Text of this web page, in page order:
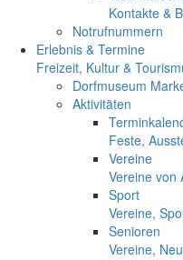
Kontakte &
Notrufnummern
Erlebnis & Termine
Freizeit, Kultur &
Dorfmuseum
Aktivitäten
Feste,
Vereine
Vereine von
Sport
Vereine,
Senioren
Vereine,